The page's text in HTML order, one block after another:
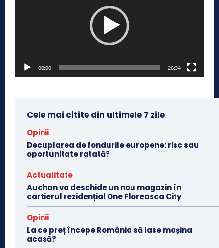
i
00:00 26:34
Cele mai citite din ultimele 7 zile
Opinii
Decuplarea de fondurile europene: risc sau
oportunitate ratată?
Actualitate
Auchan va deschide un nou magazin în
cartierul rezidențial One Floreasca City
Opinii
La ce preț începe România să lase mașina
acasă?